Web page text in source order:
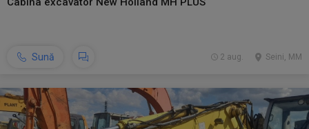
Sună Seini, MM
2 aug.